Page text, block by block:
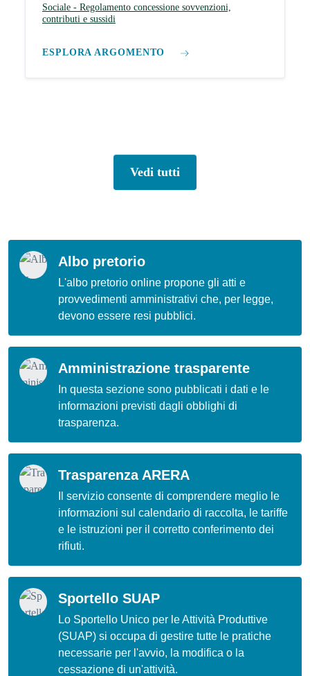
Sociale - Regolamento concessione sovvenzioni,
contributi e sussidi
ESPLORA ARGOMENTO
Vedi tutti
Albo pretorio
L'albo pretorio online propone gli atti e
provvedimenti amministrativi che, per legge,
devono essere resi pubblici.
Amministrazione trasparente
In questa sezione sono pubblicati i dati e le
informazioni previsti dagli obblighi di
trasparenza.
Trasparenza ARERA
Il servizio consente di comprendere meglio le
informazioni sul calendario di raccolta, le tariffe
e le istruzioni per il corretto conferimento dei
rifiuti.
Sportello SUAP
Lo Sportello Unico per le Attività Produttive
(SUAP) si occupa di gestire tutte le pratiche
necessarie per l'avvio, la modifica o la
cessazione di un'attività.